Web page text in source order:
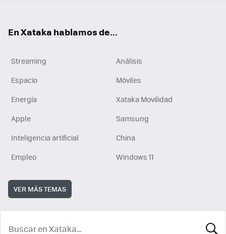
En Xataka hablamos de...
Streaming
Análisis
Espacio
Móviles
Energía
Xataka Movilidad
Apple
Samsung
Inteligencia artificial
China
Empleo
Windows 11
VER MÁS TEMAS